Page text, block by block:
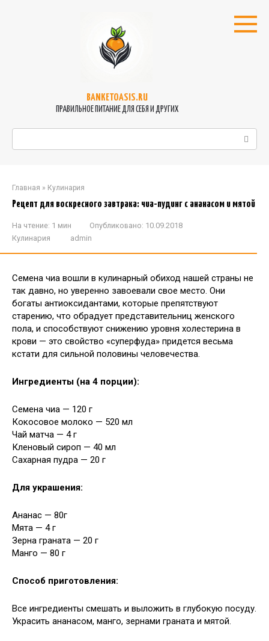
BANKETOASIS.RU
ПРАВИЛЬНОЕ ПИТАНИЕ ДЛЯ СЕБЯ И ДРУГИХ
Главная » Кулинария
Рецепт для воскресного завтрака: чиа-пудинг с ананасом и мятой
На чтение: 1 мин Опубликовано: 10.09.2018
Кулинария
admin
Семена чиа вошли в кулинарный обиход нашей страны не
так давно, но уверенно завоевали свое место. Они
богаты антиоксидантами, которые препятствуют
старению, что обрадует представительниц женского
пола, и способствуют снижению уровня холестерина в
крови — это свойство «суперфуда» придется весьма
кстати для сильной половины человечества.
Ингредиенты (на 4 порции):
Семена чиа — 120 г
Кокосовое молоко — 520 мл
Чай матча — 4 г
Кленовый сироп — 40 мл
Сахарная пудра — 20 г
Для украшения:
Ананас — 80г
Мята — 4 г
Зерна граната — 20 г
Манго — 80 г
Способ приготовления:
Все ингредиенты смешать и выложить в глубокую посуду.
Украсить ананасом, манго, зернами граната и мятой.